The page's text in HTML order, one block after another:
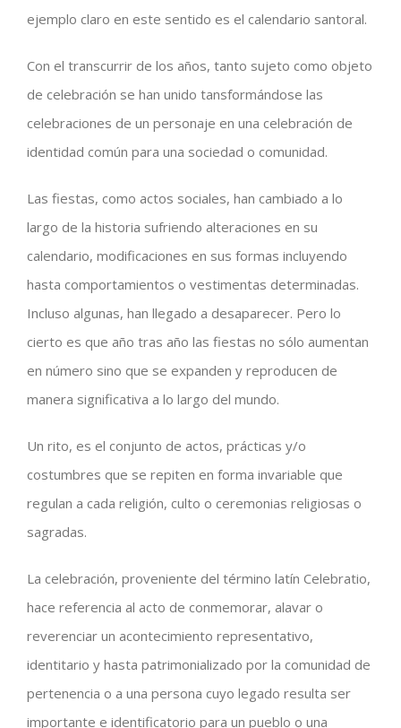
ejemplo claro en este sentido es el calendario santoral.
Con el transcurrir de los años, tanto sujeto como objeto
de celebración se han unido tansformándose las
celebraciones de un personaje en una celebración de
identidad común para una sociedad o comunidad.
Las fiestas, como actos sociales, han cambiado a lo
largo de la historia sufriendo alteraciones en su
calendario, modificaciones en sus formas incluyendo
hasta comportamientos o vestimentas determinadas.
Incluso algunas, han llegado a desaparecer. Pero lo
cierto es que año tras año las fiestas no sólo aumentan
en número sino que se expanden y reproducen de
manera significativa a lo largo del mundo.
Un rito, es el conjunto de actos, prácticas y/o
costumbres que se repiten en forma invariable que
regulan a cada religión, culto o ceremonias religiosas o
sagradas.
La celebración, proveniente del término latín Celebratio,
hace referencia al acto de conmemorar, alavar o
reverenciar un acontecimiento representativo,
identitario y hasta patrimonializado por la comunidad de
pertenencia o a una persona cuyo legado resulta ser
importante e identificatorio para un pueblo o una